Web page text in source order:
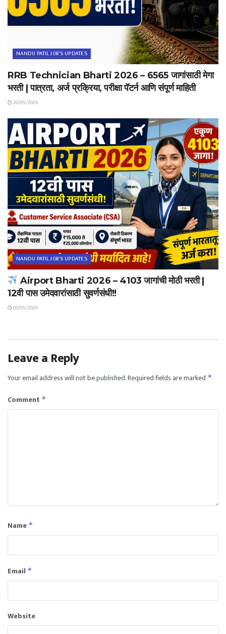
NANDU PATIL JOB'S UPDATES
RRB Technician Bharti 2026 – 6565 जागांसाठी मेगा
भरती | पात्रता, अर्ज प्रक्रिया, परीक्षा पॅटर्न आणि संपूर्ण माहिती
20/05/2026
NANDU PATIL JOB'S UPDATES
Airport Bharti 2026 – 4103 जागांची मोठी भरती |
12वी पास उमेदवारांसाठी सुवर्णसंधी!!
03/05/2026
Leave a Reply
Your email address will not be published.Required fields are marked *
Comment *
Name *
Email *
Website